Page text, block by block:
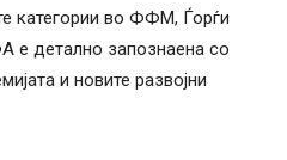
категории во ФФМ, Ѓорѓи
е детално запознаена со
и новите развојни